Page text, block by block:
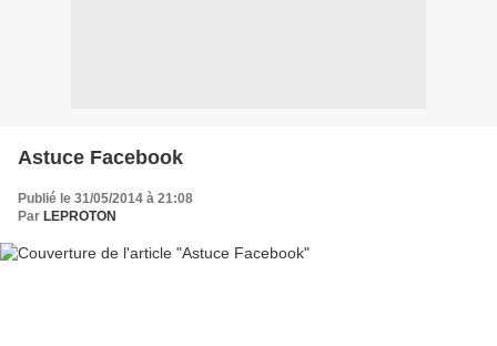
Astuce Facebook
Publié le 31/05/2014 à 21:08
Par LEPROTON